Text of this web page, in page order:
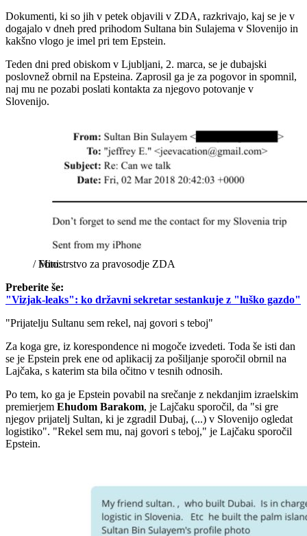
Dokumenti, ki so jih v petek objavili v ZDA, razkrivajo, kaj se je v
dogajalo v dneh pred prihodom Sultana bin Sulajema v Slovenijo in
kakšno vlogo je imel pri tem Epstein.
Teden dni pred obiskom v Ljubljani, 2. marca, se je dubajski
poslovnež obrnil na Epsteina. Zaprosil ga je za pogovor in spomnil,
naj mu ne pozabi poslati kontakta za njegovo potovanje v
Slovenijo.
/Ministrstvo za pravosodje ZDA
Preberite še:
"Vizjak-leaks": ko državni sekretar sestankuje z "luško gazdo"
"Prijatelju Sultanu sem rekel, naj govori s teboj"
Za koga gre, iz korespondence ni mogoče izvedeti. Toda še isti dan
se je Epstein prek ene od aplikacij za pošiljanje sporočil obrnil na
Lajčaka, s katerim sta bila očitno v tesnih odnosih.
Po tem, ko ga je Epstein povabil na srečanje z nekdanjim izraelskim
premierjem Ehudom Barakom, je Lajčaku sporočil, da "si gre
njegov prijatelj Sultan, ki je zgradil Dubaj, (...) v Slovenijo ogledat
logistiko". "Rekel sem mu, naj govori s teboj," je Lajčaku sporočil
Epstein.